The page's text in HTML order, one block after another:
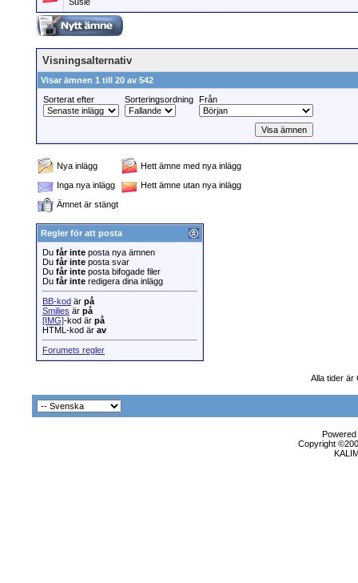
Visningsalternativ
Visar ämnen 1 till 20 av 542
Sorterat efter
Sorteringsordning Från
Nya inlägg
Hett ämne med nya inlägg
Inga nya inlägg
Hett ämne utan nya inlägg
Ämnet är stängt
Regler för att posta
Du får inte posta nya ämnen
Du får inte posta svar
Du får inte posta bifogade filer
Du får inte redigera dina inlägg
BB-kod är på
Smilies är på
[IMG]-kod är på
HTML-kod är av
Forumets regler
Alla tider är
Copyright